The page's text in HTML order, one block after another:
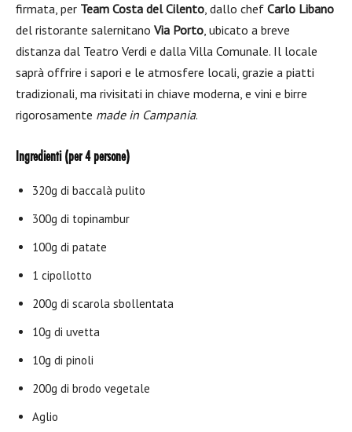
firmata, per Team Costa del Cilento, dallo chef Carlo Libano
del ristorante salernitano Via Porto, ubicato a breve
distanza dal Teatro Verdi e dalla Villa Comunale. Il locale
saprà offrire i sapori e le atmosfere locali, grazie a piatti
tradizionali, ma rivisitati in chiave moderna, e vini e birre
rigorosamente made in Campania.
Ingredienti (per 4 persone)
320g di baccalà pulito
300g di topinambur
100g di patate
1 cipollotto
200g di scarola sbollentata
10g di uvetta
10g di pinoli
200g di brodo vegetale
Aglio